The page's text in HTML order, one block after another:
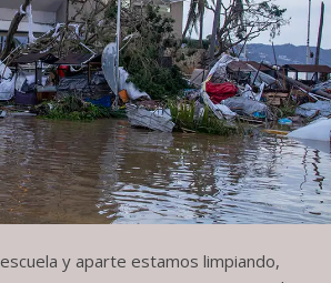
y aparte estamos limpiando,